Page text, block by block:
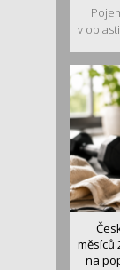
v
měsíců
na